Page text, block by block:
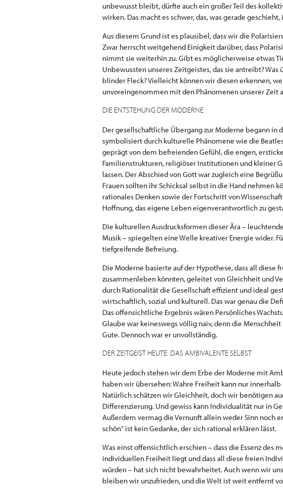
unbewusst bleibt, dürfte auch ein großer Teil des
wirken. Das macht es schwer, das, was gerade
Aus diesem Grund ist es plausibel, dass wir die
Zwar herrscht weitgehend Einigkeit darüber, dass
nimmt sie weiterhin zu. Gibt es möglicherweise etwas
Unbewussten unseres Zeitgeistes, das sie antreibt? Was
blinder Fleck? Vielleicht können wir diesen erkennen,
unvoreingenommen mit den Phänomenen unserer Zeit
DIE ENTSTEHUNG DER MODERNE
Der gesellschaftliche Übergang zur Moderne begann in
symbolisiert durch kulturelle Phänomene wie die
geprägt von dem befreienden Gefühl, die engen,
Familienstrukturen, religiöser Institutionen und kleiner
lassen. Der Abschied von Gott war zugleich eine
Frauen sollten ihr Schicksal selbst in die Hand nehmen
rationales Denken sowie der Fortschritt von
Hoffnung, das eigene Leben eigenverantwortlich zu
Die kulturellen Ausdrucksformen dieser Ära –
Musik – spiegelten eine Welle kreativer Energie wider.
tiefgreifende Befreiung.
Die Moderne basierte auf der Hypothese, dass all diese
zusammenleben könnten, geleitet von Gleichheit und
durch Rationalität die Gesellschaft effizient und ideal
wirtschaftlich, sozial und kulturell. Das war genau die
Das offensichtliche Ergebnis wären Persönliches
Glaube war keineswegs völlig naiv, denn die
Gute. Dennoch war er unvollständig.
DER ZEITGEIST HEUTE: DAS AMBIVALENTE SELBST
Heute jedoch stehen wir dem Erbe der Moderne mit
haben wir übersehen: Wahre Freiheit kann nur
Natürlich schätzen wir Gleichheit, doch wir benötigen
Differenzierung. Und gewiss kann Individualität nur in
Außerdem vermag die Vernunft allein weder Sinn noch
schön“ ist kein Gedanke, der sich rational erklären lässt.
Was einst offensichtlich erschien – dass die Essenz des
individuellen Freiheit liegt und dass all diese freien
würden – hat sich nicht bewahrheitet. Auch wenn wir
bleiben wir unzufrieden, und die Welt ist weit entfernt